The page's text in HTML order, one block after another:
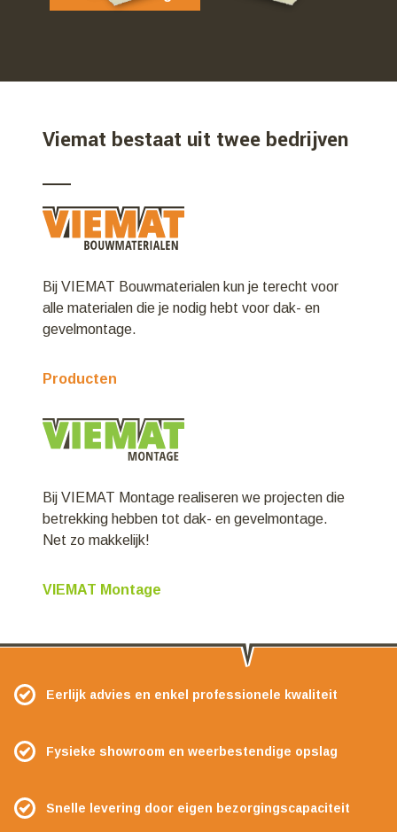
Viemat bestaat uit twee bedrijven
Bij VIEMAT Bouwmaterialen kun je terecht voor
alle materialen die je nodig hebt voor dak- en
gevelmontage.
Producten
Bij VIEMAT Montage realiseren we projecten die
betrekking hebben tot dak- en gevelmontage.
Net zo makkelijk!
VIEMAT Montage
Eerlijk advies en enkel professionele kwaliteit
Fysieke showroom en weerbestendige opslag
Snelle levering door eigen bezorgingscapaciteit